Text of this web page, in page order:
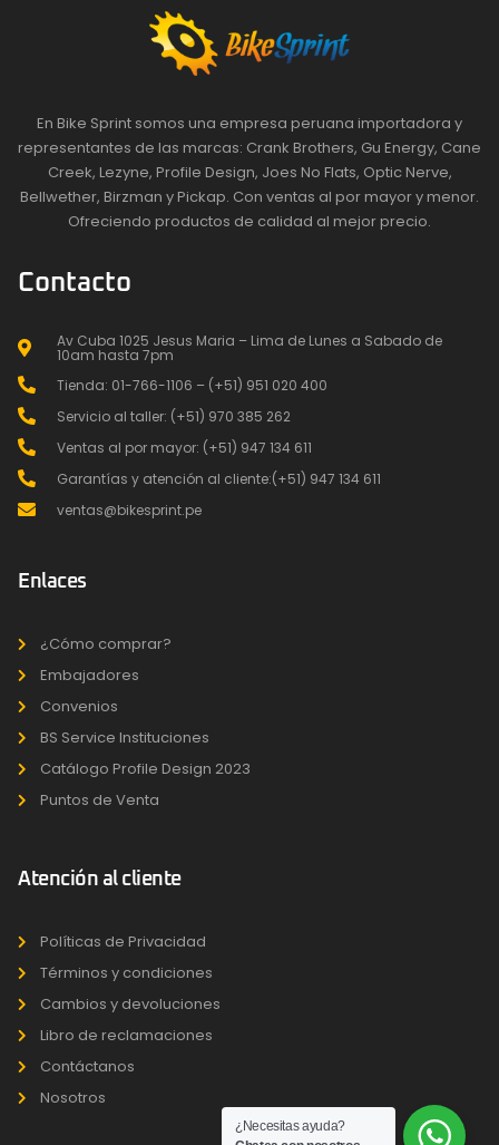
En Bike Sprint somos una empresa peruana importadora y
representantes de las marcas: Crank Brothers, Gu Energy, Cane
Creek, Lezyne, Profile Design, Joes No Flats, Optic Nerve,
Bellwether, Birzman y Pickap. Con ventas al por mayor y menor.
Ofreciendo productos de calidad al mejor precio.
Contacto
Av Cuba 1025 Jesus Maria – Lima de Lunes a Sabado de
10am hasta 7pm
Tienda: 01-766-1106 – (+51) 951 020 400
Servicio al taller: (+51) 970 385 262
Ventas al por mayor: (+51) 947 134 611
Garantías y atención al cliente:(+51) 947 134 611
ventas@bikesprint.pe
Enlaces
¿Cómo comprar?
Embajadores
Convenios
BS Service Instituciones
Catálogo Profile Design 2023
Puntos de Venta
Atención al cliente
Políticas de Privacidad
Términos y condiciones
Cambios y devoluciones
Libro de reclamaciones
Contáctanos
Nosotros
¿Necesitas ayuda?